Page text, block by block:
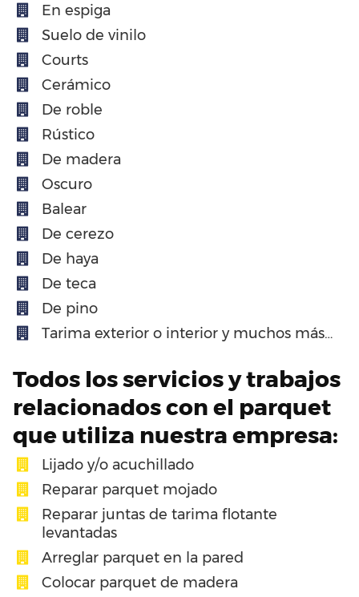
En espiga
Suelo de vinilo
Courts
Cerámico
De roble
Rústico
De madera
Oscuro
Balear
De cerezo
De haya
De teca
De pino
Tarima exterior o interior y muchos más…
Todos los servicios y trabajos
relacionados con el parquet
que utiliza nuestra empresa:
Lijado y/o acuchillado
Reparar parquet mojado
Reparar juntas de tarima flotante
levantadas
Arreglar parquet en la pared
Colocar parquet de madera